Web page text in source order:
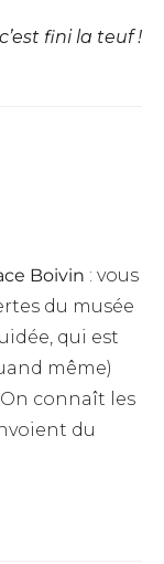
fini la teuf !
Boivin : vous
du musée
qui est
même)
connaît les
du